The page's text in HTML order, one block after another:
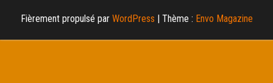
Fièrement propulsé par WordPress Thème : Envo Magazine